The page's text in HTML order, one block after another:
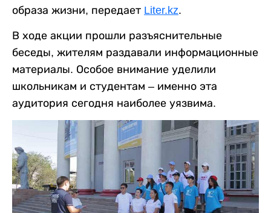
образа жизни, передает Liter.kz.
В ходе акции прошли разъяснительные
беседы, жителям раздавали информационные
материалы. Особое внимание уделили
школьникам и студентам – именно эта
аудитория сегодня наиболее уязвима.